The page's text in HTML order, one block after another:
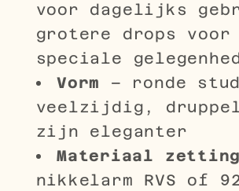
voor dagelijks
grotere drops voor
speciale
Vorm – ronde
veelzijdig,
zijn eleganter
Materiaal zetting
nikkelarm RVS of